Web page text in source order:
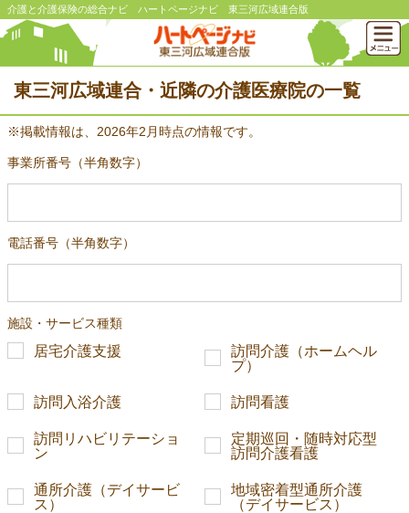
介護と介護保険の総合ナビ ハートページナビ 東三河広域連合版
東三河広域連合・近隣の介護医療院の一覧
※掲載情報は、2026年2月時点の情報です。
事業所番号（半角数字）
電話番号（半角数字）
施設・サービス種類
居宅介護支援
訪問介護（ホームヘル
プ）
訪問入浴介護 訪問看護
訪問リハビリテーショ
ン
定期巡回・随時対応型
訪問介護看護
通所介護（デイサービ
ス）
地域密着型通所介護
（デイサービス）